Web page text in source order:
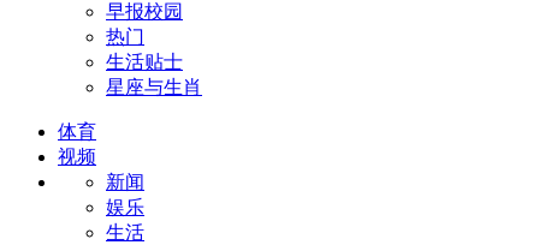
早报校园
热门
生活贴士
星座与生肖
体育
视频
新闻
娱乐
生活